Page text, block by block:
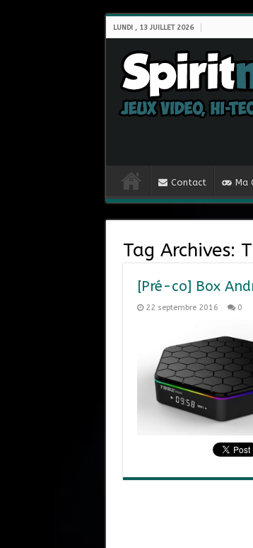
LUNDI , 13 JUILLET 2026
Contact Ma
Tag Archives:
[Pré-co] Box
22 septembre 2016 0